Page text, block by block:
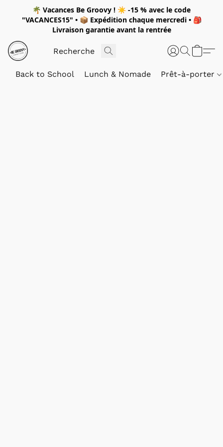
🌴 Vacances Be Groovy ! ☀️ -15 % avec le code
"VACANCES15" • 📦 Expédition chaque mercredi• 🎒
Livraison garantie avant la rentrée
Back to School Lunch & Nomade Prêt-à-porter